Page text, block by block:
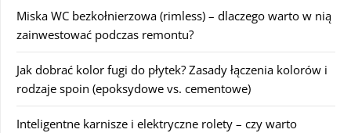
Miska WC bezkołnierzowa (rimless) – dlaczego warto w nią
zainwestować podczas remontu?
Jak dobrać kolor fugi do płytek? Zasady łączenia kolorów i
rodzaje spoin (epoksydowe vs. cementowe)
Inteligentne karnisze i elektryczne rolety – czy warto